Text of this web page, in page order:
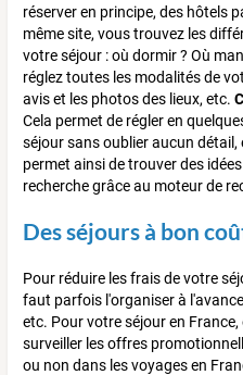
réserver en principe, des hôtels
même site, vous trouvez les
votre séjour : où dormir ? Où
réglez toutes les modalités de
avis et les photos des lieux, etc.
Cela permet de régler en
séjour sans oublier aucun détail,
permet ainsi de trouver des
recherche grâce au moteur de
Des séjours à bon
Pour réduire les frais de votre
faut parfois l'organiser à
etc. Pour votre séjour en
surveiller les offres
ou non dans les voyages en